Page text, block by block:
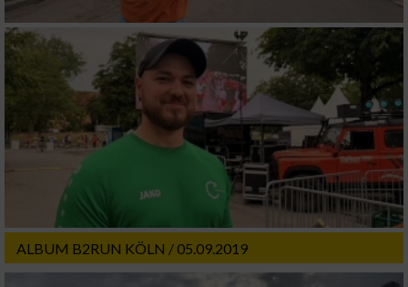
ALBUM B2RUN KÖLN / 05.09.2019